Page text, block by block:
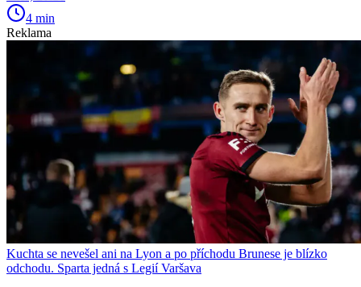
4 min
Reklama
Kuchta se nevešel ani na Lyon a po příchodu Brunese je blízko
odchodu. Sparta jedná s Legií Varšava